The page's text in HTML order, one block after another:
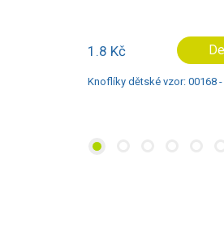
1.8 Kč
Knoflíky dětské vzor: 00168